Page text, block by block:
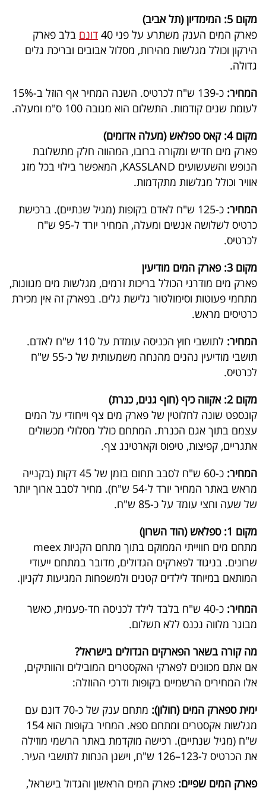
שיתופי
פעולה
ניוזלטרים
אדום
פרסמו
באייס
עקבו
מקום 5: המימדיון (תל אביב)
פארק המים הענק משתרע על פני 40
דונם בלב פארק
הירקון וכולל מגלשות מהירות, מסלול אבובים ובריכת גלים
גדולה.
המחיר:
כ-139 ש"ח לכרטיס. השנה המחיר אף הוזל ב-15%
לעומת שנים קודמות. התשלום הוא מגובה 100 ס"מ ומעלה.
מקום 4: קאס ספלאש (מעלה אדומים)
פארק מים חדיש ומקורה ברובו, המהווה חלק מתשלובת
הנופש והשעשועים KASSLAND, המאפשר בילוי בכל מזג
אוויר וכולל מגלשות מתקדמות.
המחיר:
כ-125 ש"ח לאדם בקופות (מגיל שנתיים). ברכישת
כרטיס לשלושה אנשים ומעלה, המחיר יורד ל-95 ש"ח
לכרטיס.
מקום 3: פארק המים מודיעין
פארק מים מודרני הכולל בריכות זרמים, מגלשות מים מגוונות,
מתחמי פעוטות וסימולטור גלישת גלים. בפארק זה אין מכירת
כרטיסים מראש.
המחיר:
לתושבי חוץ הכניסה עומדת על 110 ש"ח לאדם.
תושבי מודיעין נהנים מהנחה משמעותית של כ-55 ש"ח
לכרטיס.
מקום 2: אקווה כיף (חוף גנים, כנרת)
קונספט שונה לחלוטין של פארק מים צף וייחודי על המים
עצמם בתוך אגם הכנרת. המתחם כולל מסלולי מכשולים
אתגריים, קפיצות, טיפוס וקארטינג צף.
המחיר:
כ-60 ש"ח לסבב תחום בזמן של 45 דקות (בקנייה
מראש באתר המחיר יורד ל-54 ש"ח). מחיר לסבב ארוך יותר
של שעה וחצי עומד על כ-85 ש"ח.
מקום 1: ספלאש (הוד השרון)
מתחם מים חווייתי הממוקם בתוך מתחם הקניות meex
שרונים. בניגוד לפארקים הגדולים, מדובר במתחם ייעודי
המותאם במיוחד לילדים קטנים ולמשפחות המגיעות לקניון.
המחיר:
כ-40 ש"ח בלבד לילד לכניסה חד-פעמית, כאשר
מבוגר מלווה נכנס ללא תשלום.
מה קורה בשאר הפארקים הגדולים בישראל?
אם אתם מכוונים לפארקי האקסטרים המובילים והוותיקים,
אלו המחירים הרשמיים בקופות ודרכי ההוזלה:
ימית ספארק המים (חולון):
מתחם ענק של כ-70 דונם עם
מגלשות אקסטרים ומתחם ספא. המחיר בקופות הוא 154
ש"ח (מגיל שנתיים). רכישה מוקדמת באתר הרשמי מוזילה
את הכרטיס ל-123–126 ש"ח, וישנן הנחות לתושבי העיר.
פארק המים שפיים: פארק המים הראשון והגדול בישראל,